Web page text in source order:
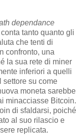
dependance
tanto quanto gli
che tenti di
confronto, una
la sua rete di miner
inferiori a quelli
settore su come
moneta sarebbe
minacciasse Bitcoin.
di sfaldarsi, poiché
al suo rilascio e
replicata.